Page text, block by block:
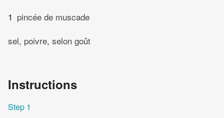
1 pincée de muscade
sel, poivre, selon goût
Instructions
Step 1